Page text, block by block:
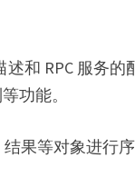
述和 RPC 服务
功能。
结果等对象进行